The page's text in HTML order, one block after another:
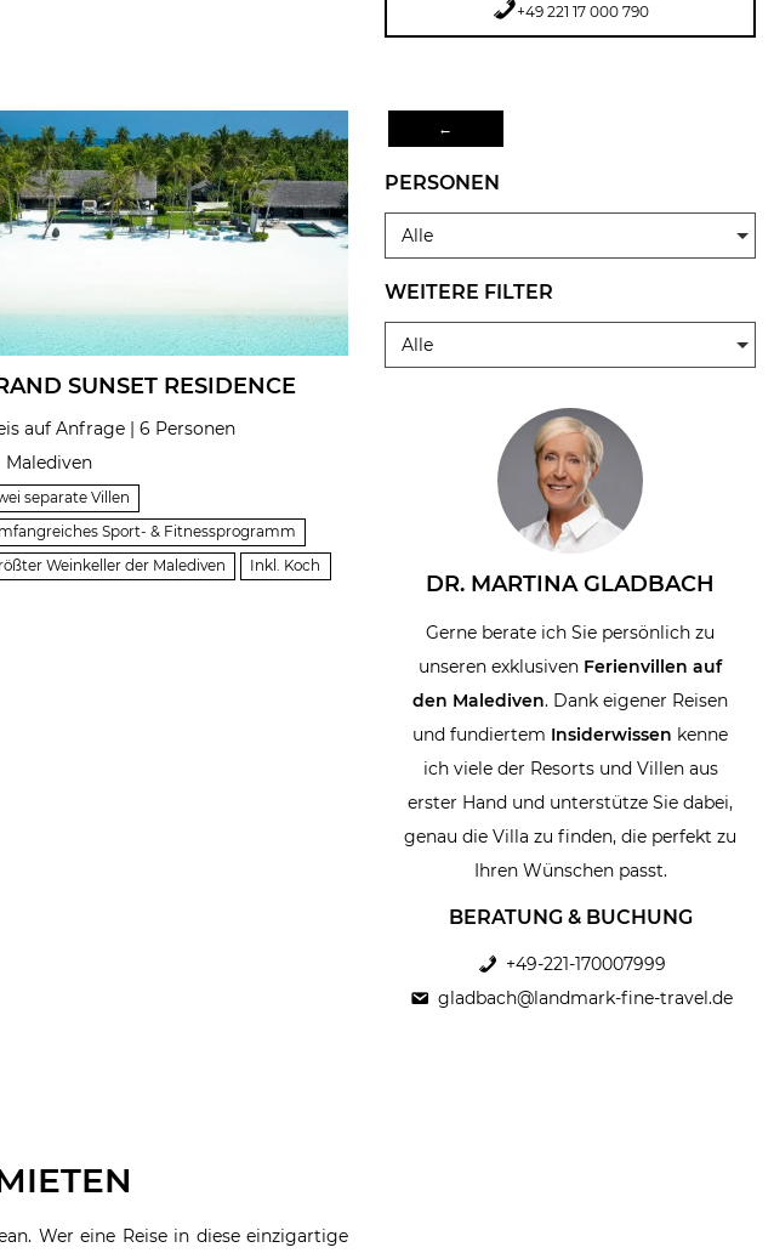
+49 221 17 000 790
←
PERSONEN
Alle
WEITERE FILTER
Alle
DR. MARTINA GLADBACH
Gerne berate ich Sie persönlich zu
unseren exklusiven Ferienvillen auf
den Malediven. Dank eigener Reisen
und fundiertem Insiderwissen kenne
ich viele der Resorts und Villen aus
erster Hand und unterstütze Sie dabei,
genau die Villa zu finden, die perfekt zu
Ihren Wünschen passt.
BERATUNG & BUCHUNG
+49-221-170007999
gladbach@landmark-fine-travel.de
SUNSET RESIDENCE
auf Anfrage | 6 Personen
Malediven
separate Villen
Sport- & Fitnessprogramm
Weinkeller der Malediven
Inkl. Koch
Wer eine Reise in diese einzigartige